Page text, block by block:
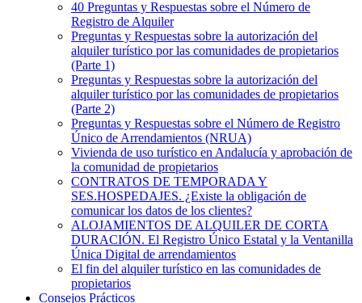
40 Preguntas y Respuestas sobre el Número de
Registro de Alquiler
Preguntas y Respuestas sobre la autorización del
alquiler turístico por las comunidades de propietarios
(Parte 1)
Preguntas y Respuestas sobre la autorización del
alquiler turístico por las comunidades de propietarios
(Parte 2)
Preguntas y Respuestas sobre el Número de Registro
Único de Arrendamientos (NRUA)
Vivienda de uso turístico en Andalucía y aprobación de
la comunidad de propietarios
CONTRATOS DE TEMPORADA Y
SES.HOSPEDAJES. ¿Existe la obligación de
comunicar los datos de los clientes?
ALOJAMIENTOS DE ALQUILER DE CORTA
DURACIÓN. El Registro Único Estatal y la Ventanilla
Única Digital de arrendamientos
El fin del alquiler turístico en las comunidades de
propietarios
Consejos Prácticos